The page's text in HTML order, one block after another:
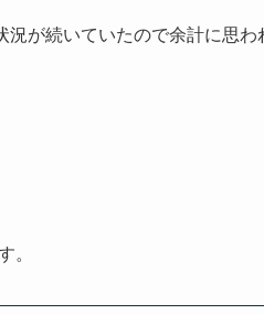
が続いていたので余計に思わ
。